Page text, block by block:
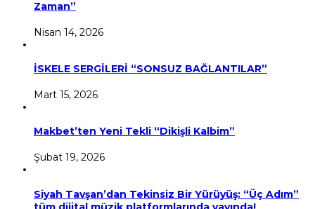
Zaman”
Nisan 14, 2026
İSKELE SERGİLERİ “SONSUZ BAĞLANTILAR”
Mart 15, 2026
Makbet’ten Yeni Tekli “Dikişli Kalbim”
Şubat 19, 2026
Siyah Tavşan’dan Tekinsiz Bir Yürüyüş: “Üç Adım”